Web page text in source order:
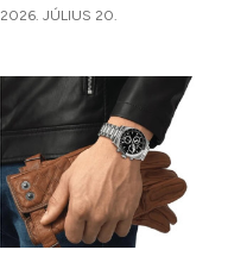
2026. JÚLIUS 20.